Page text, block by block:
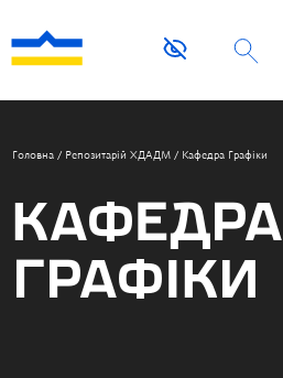
Головна / Репозитарій ХДАДМ / Кафедра Графіки
КАФЕДРА
ГРАФІКИ